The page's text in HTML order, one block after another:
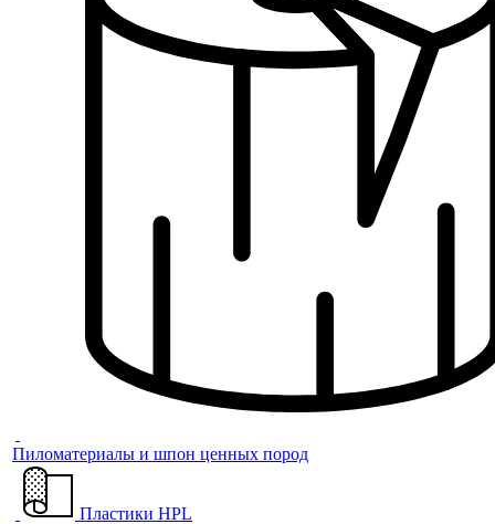
Пиломатериалы и шпон ценных пород
Пластики HPL